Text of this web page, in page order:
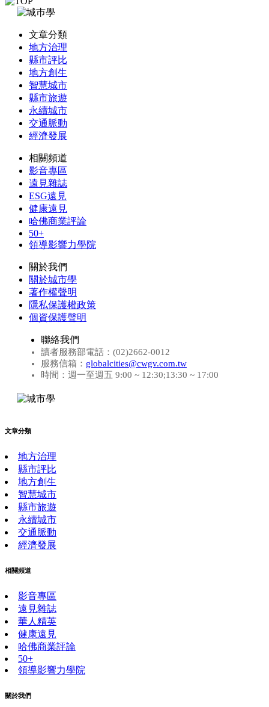
文章分類
地方治理
縣市評比
地方創生
智慧城市
縣市旅遊
永續城市
交通脈動
經濟發展
相關頻道
影音專區
遠見雜誌
ESG遠見
健康遠見
哈佛商業評論
50+
領導影響力學院
關於我們
關於城市學
著作權聲明
隱私保護權政策
個資保護聲明
聯絡我們
讀者服務部電話：(02)2662-0012
服務信箱： globalcities@cwgv.com.tw
時間：週一至週五 9:00 ~ 12:30;13:30 ~ 17:00
文章分類
地方治理
縣市評比
地方創生
智慧城市
縣市旅遊
永續城市
交通脈動
經濟發展
相關頻道
影音專區
遠見雜誌
華人精英
健康遠見
哈佛商業評論
50+
領導影響力學院
關於我們